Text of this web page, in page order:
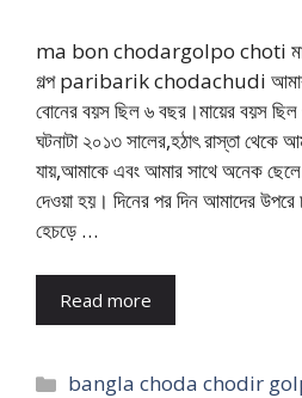
ma bon chodargolpo choti মা
গল্প paribarik chodachudi আমার
বোনের বয়স ছিল ৬ বছর।মায়ের বয়স
ঘটনাটা ২০১৩ সালের,হঠাৎ রাস্তা থেকে
যায়,আমাকে এবং আমার সাথে অনেক ছেলে
দেওয়া হয়। দিনের পর দিন আমাদের উপরে
হেচড়ে …
Read more
Categories
bangla choda chodir